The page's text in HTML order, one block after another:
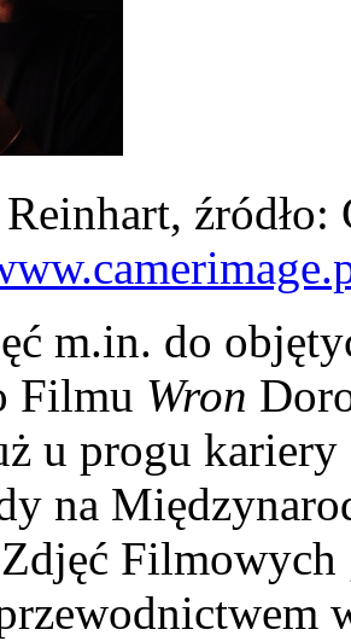
źródło:
m.in. do
Filmu Wron
u progu
na
Filmowych